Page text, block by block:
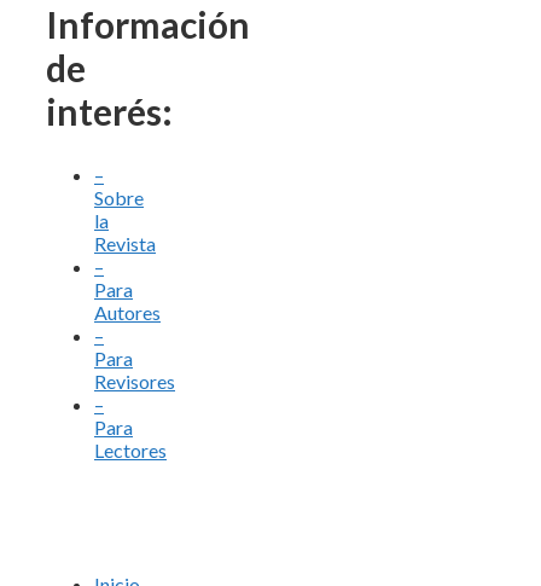
Información
de
interés:
–
Sobre
la
Revista
–
Para
Autores
–
Para
Revisores
–
Para
Lectores